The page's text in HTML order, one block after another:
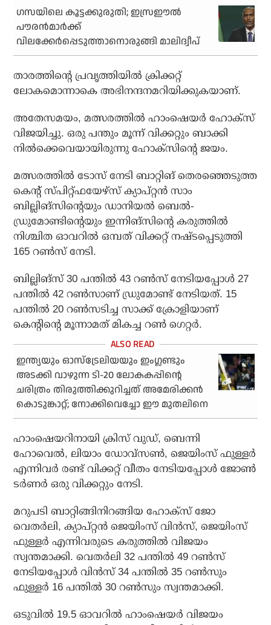
​ഗസയിലെ കൂട്ടക്കുരുതി; ഇസ്രഈൽ
പൗരൻമാർക്ക്
വിലക്കേർപ്പെടുത്താനൊരുങ്ങി മാലിദ്വീപ്
താരത്തിന്റെ പ്രവൃത്തിയില്‍ ക്രിക്കറ്റ്
ലോകമൊന്നാകെ അഭിനന്ദനമറിയിക്കുകയാണ്.
അതേസമയം, മത്സരത്തില്‍ ഹാംഷെയര്‍ ഹോക്‌സ്
വിജയിച്ചു. ഒരു പന്തും മൂന്ന് വിക്കറ്റും ബാക്കി
നില്‍ക്കെവെയായിരുന്നു ഹോക്‌സിന്റെ ജയം.
മത്സരത്തില്‍ ടോസ് നേടി ബാറ്റിങ് തെരഞ്ഞെടുത്ത
കെന്റ് സ്പിറ്റ്ഫയേഴ്‌സ് ക്യാപ്റ്റന്‍ സാം
ബില്ലിങ്‌സിന്റെയും ഡാനിയല്‍ ബെല്‍-
ഡ്രുമോണ്ടിന്റെയും ഇന്നിങ്‌സിന്റെ കരുത്തില്‍
നിശ്ചിത ഓവറില്‍ ഒമ്പത് വിക്കറ്റ് നഷ്ടപ്പെടുത്തി
165 റണ്‍സ് നേടി.
ബില്ലിങ്‌സ് 30 പന്തില്‍ 43 റണ്‍സ് നേടിയപ്പോള്‍ 27
പന്തില്‍ 42 റണ്‍സാണ് ഡ്രുമോണ്ട് നേടിയത്. 15
പന്തില്‍ 20 റണ്‍സടിച്ച സാക്ക് ക്രോളിയാണ്
കെന്റിന്റെ മൂന്നാമത് മികച്ച റണ്‍ ഗെറ്റര്‍.
ഇന്ത്യയും ഓസ്‌ട്രേലിയയും ഇംഗ്ലണ്ടും
അടക്കി വാഴുന്ന ടി-20 ലോകകപ്പിന്റെ
ചരിത്രം തിരുത്തിക്കുറിച്ചത് അമേരിക്കന്‍
കൊടുങ്കാറ്റ്; നോക്കിവെച്ചോ ഈ മുതലിനെ
ഹാംഷെയറിനായി ക്രിസ് വുഡ്, ബെന്നി
ഹോവെല്‍, ലിയാം ഡോവ്‌സണ്‍, ജെയിംസ് ഫുള്ളര്‍
എന്നിവര്‍ രണ്ട് വിക്കറ്റ് വീതം നേടിയപ്പോള്‍ ജോണ്‍
ടര്‍ണര്‍ ഒരു വിക്കറ്റും നേടി.
മറുപടി ബാറ്റിങ്ങിനിറങ്ങിയ ഹോക്‌സ് ജോ
വെതര്‍ലി, ക്യാപ്റ്റന്‍ ജെയിംസ് വിന്‍സ്, ജെയിംസ്
ഫുള്ളര്‍ എന്നിവരുടെ കരുത്തില്‍ വിജയം
സ്വന്തമാക്കി. വെതര്‍ലി 32 പന്തില്‍ 49 റണ്‍സ്
നേടിയപ്പോള്‍ വിന്‍സ് 34 പന്തില്‍ 35 റണ്‍സും
ഫുള്ളര്‍ 16 പന്തില്‍ 30 റണ്‍സും സ്വന്തമാക്കി.
ഒടുവില്‍ 19.5 ഓവറില്‍ ഹാംഷെയര്‍ വിജയം